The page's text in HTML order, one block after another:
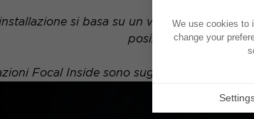
si basa su un veicolo dotato
posizionamento degli
Focal Inside sono suggerimenti di